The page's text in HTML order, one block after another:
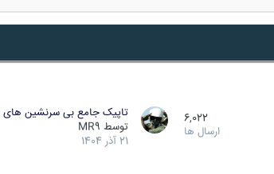
6,022
ارسال ها
تاپیک جامع بی سرنشین های
توسط MR9
21 آذر 1404